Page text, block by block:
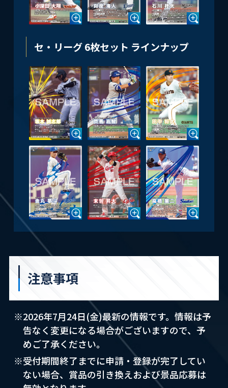
セ・リーグ 6枚セット ラインナップ
注意事項
※2026年7月24日(金)最新の情報です。情報は予
告なく変更になる場合がございますので、予
めご了承ください。
※受付期間終了までに申請・登録が完了してい
ない場合、賞品の引き換えおよび景品応募は